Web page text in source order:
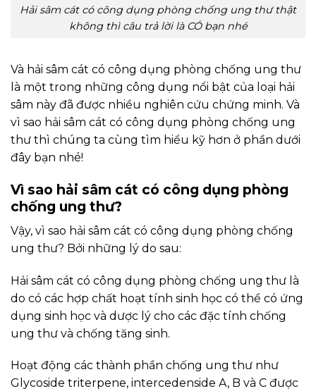
Hải sâm cát có công dụng phòng chống ung thư thật
không thì câu trả lời là CÓ bạn nhé
Và hải sâm cát có công dụng phòng chống ung thư
là một trong những công dụng nổi bật của loại hải
sâm này đã được nhiều nghiên cứu chứng minh. Và
vì sao hải sâm cát có công dụng phòng chống ung
thư thì chúng ta cùng tìm hiểu kỹ hơn ở phần dưới
đây bạn nhé!
Vì sao hải sâm cát có công dụng phòng
chống ung thư?
Vậy, vì sao hải sâm cát có công dụng phòng chống
ung thư? Bởi những lý do sau:
Hải sâm cát có công dụng phòng chống ung thư là
do có các hợp chất hoạt tính sinh học có thể có ứng
dụng sinh học và dược lý cho các đặc tính chống
ung thư và chống tăng sinh.
Hoạt động các thành phần chống ung thư như
Glycoside triterpene, intercedenside A, B và C được